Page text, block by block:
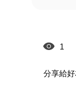
1
分享給